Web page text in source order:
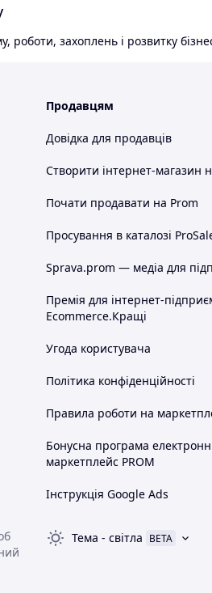
роботи, захоплень і розвитку
Продавцям
Довідка для продавців
Створити інтернет-магазин
Почати продавати на Prom
Просування в каталозі
Sprava.prom — медіа для
Премія для інтернет-
Ecommerce.Кращі
Угода користувача
Політика конфіденційності
Правила роботи на
Бонусна програма
маркетплейс PROM
Інструкція Google Ads
Тема - світла BETA